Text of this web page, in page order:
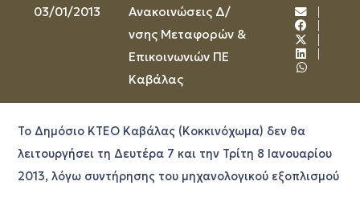
03/01/2013
Ανακοινώσεις Δ/
νσης Μεταφορών &
Επικοινωνιών ΠΕ
Καβάλας
Το Δημόσιο ΚΤΕΟ Καβάλας (Κοκκινόχωμα) δεν θα
λειτουργήσει τη Δευτέρα 7 και την Τρίτη 8 Ιανουαρίου
2013, λόγω συντήρησης του μηχανολογικού εξοπλισμού